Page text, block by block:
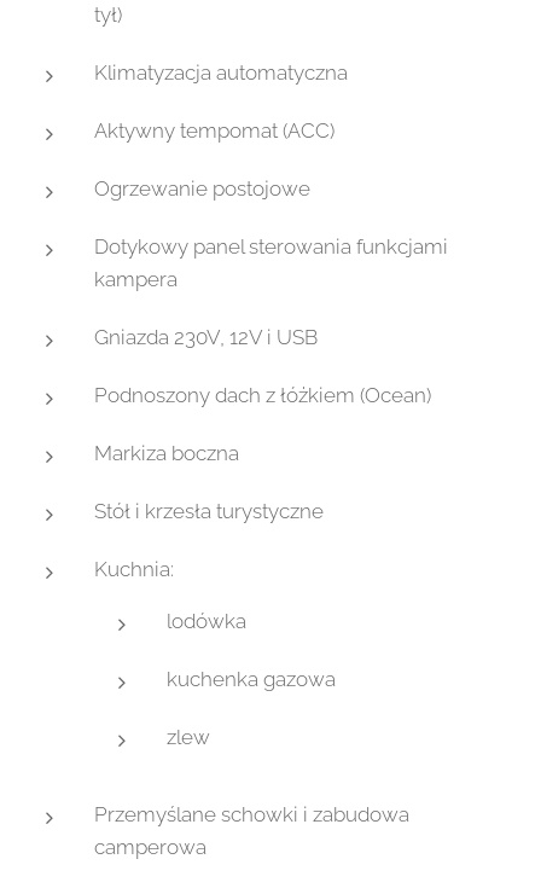
tył)
Klimatyzacja automatyczna
Aktywny tempomat (ACC)
Ogrzewanie postojowe
Dotykowy panel sterowania funkcjami
kampera
Gniazda 230V, 12V i USB
Podnoszony dach z łóżkiem (Ocean)
Markiza boczna
Stół i krzesła turystyczne
Kuchnia:
lodówka
kuchenka gazowa
zlew
Przemyślane schowki i zabudowa
camperowa